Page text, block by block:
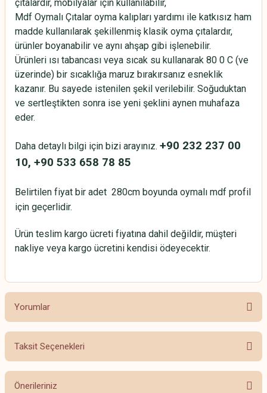
çıtalardır, mobilyalar için kullanılabilir,
Mdf Oymalı Çıtalar oyma kalıpları yardımı ile katkısız ham
madde kullanılarak şekillenmiş klasik oyma çıtalardır,
ürünler boyanabilir ve aynı ahşap gibi işlenebilir.
Ürünleri ısı tabancası veya sıcak su kullanarak 80 0 C (ve
üzerinde) bir sıcaklığa maruz bırakırsanız esneklik
kazanır. Bu sayede istenilen şekil verilebilir. Soğuduktan
ve sertleştikten sonra ise yeni şeklini aynen muhafaza
eder.
Daha detaylı bilgi için bizi arayınız. +90 232 237 00
10, +90 533 658 78 85
Belirtilen fiyat bir adet 280cm boyunda oymalı mdf profil
için geçerlidir.
Ürün teslim kargo ücreti fiyatına dahil değildir, müşteri
nakliye veya kargo ücretini kendisi ödeyecektir.
Yorumlar
Bu ürüne ilk yorumu siz yapın!
Taksit Seçenekleri
Önerileriniz